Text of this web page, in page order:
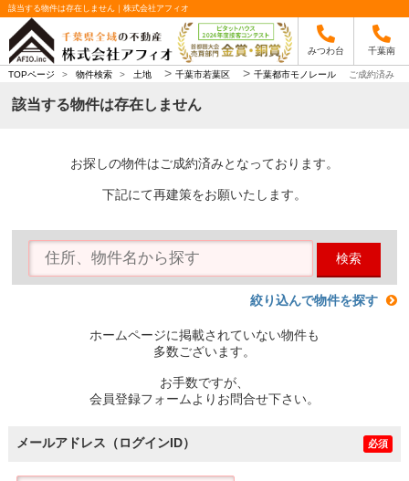
該当する物件は存在しません｜株式会社アフィオ
みつわ台 千葉南
TOPページ > 物件検索 > 土地 > 千葉市若葉区 > 千葉都市モノレール ご成約済み
該当する物件は存在しません
お探しの物件はご成約済みとなっております。
下記にて再建策をお願いたします。
検索
絞り込んで物件を探す
ホームページに掲載されていない物件も
多数ございます。
お手数ですが、
会員登録フォームよりお問合せ下さい。
メールアドレス（ログインID） 必須